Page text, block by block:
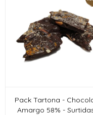
Pack Tartona -
Amargo 58% -